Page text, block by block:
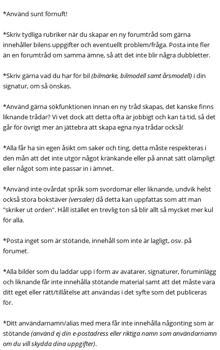
*Använd sunt förnuft!
*Skriv tydliga rubriker när du skapar en ny forumtråd som gärna
innehåller bilens uppgifter och eventuellt problem/fråga. Posta inte fler
än en forumtråd om samma ämne, så att det inte blir några dubbletter.
*Skriv gärna vad du har för bil(bilmärke, bilmodell samt årsmodell) i din
signatur, om så önskas.
*Använd gärna sökfunktionen innan en ny tråd skapas, det kanske finns
liknande trådar? Vi vet dock att detta ofta är jobbigt och kan ta tid, så det
går för övrigt mer än jättebra att skapa egna nya trådar också!
*Alla får ha sin egen åsikt om saker och ting, detta måste respekteras i
den mån att det inte utgör något kränkande eller på annat sätt olämpligt
eller något som inte passar in i ämnet.
*Använd inte ovårdat språk som svordomar eller liknande, undvik helst
också stora bokstäver(versaler)då detta kan uppfattas som att man
"skriker ut orden". Håll istället en trevlig ton så blir allt så mycket mer kul
för alla.
*Posta inget som är stötande, innehåll som inte är lagligt, osv. på
forumet.
*Alla bilder som du laddar upp i form av avatarer, signaturer, foruminlägg
och liknande får inte innehålla stötande material samt att det måste vara
ditt eget eller rätt/tillåtelse att användas i det syfte som det publiceras
för.
*Ditt användarnamn/alias med mera får inte innehålla någonting som är
stötande(använd ej din e-postadress eller riktiga namn som användarnamn
om du vill skydda dina uppgifter).